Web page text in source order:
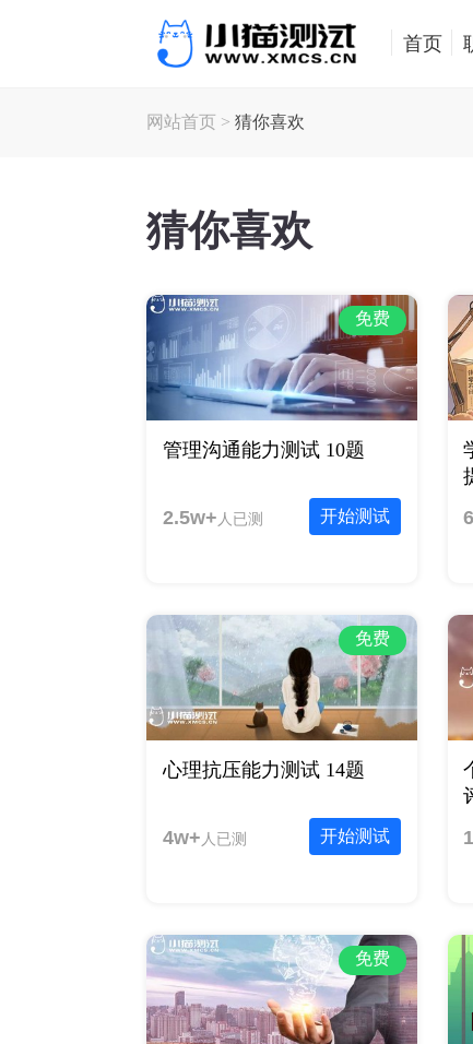
首页
网站首页 >猜你喜欢
猜你喜欢
免费
管理沟通能力测试 10题
开始测试
2.5w+ 人已测
免费
心理抗压能力测试 14题
开始测试
4w+ 人已测
免费